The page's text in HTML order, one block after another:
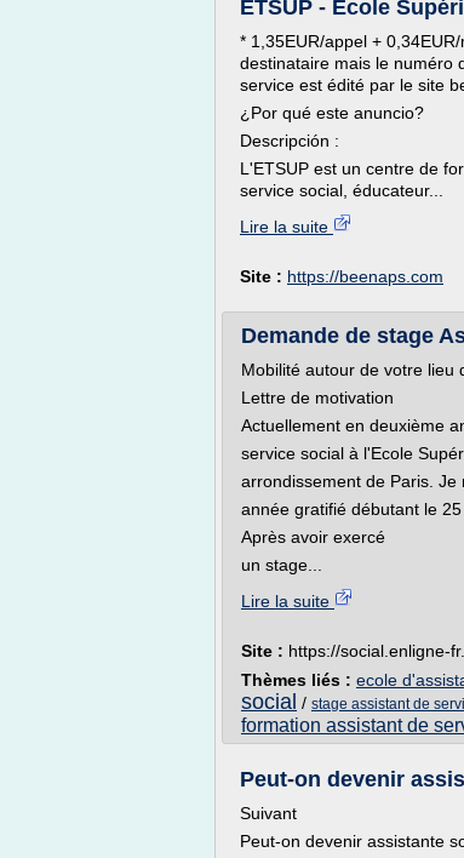
ETSUP - Ecole
* 1,35EUR/appel +
destinataire mais le numéro
service est édité par le site
¿Por qué este anuncio?
Descripción :
L'ETSUP est un centre de
service social, éducateur...
Lire la suite
Site : https://beenaps.com
Demande de stage
Mobilité autour de votre lieu
Lettre de motivation
Actuellement en deuxième
service social à l'Ecole
arrondissement de Paris.
année gratifié débutant le
Après avoir exercé
un stage...
Lire la suite
Site : https://social.enligne-
Thèmes liés : ecole
social / stage assistant de
formation assistant de
Peut-on devenir
Suivant
Peut-on devenir assistante